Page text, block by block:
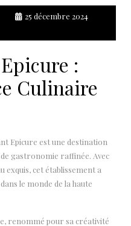
25 décembre 2024
:
Culinaire
Epicure est une destination
gastronomie raffinée. Avec
exquis, cet établissement a
le monde de la haute
renommé pour sa créativité